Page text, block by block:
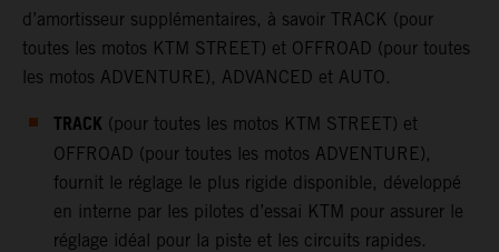
d’amortisseur supplémentaires, à savoir TRACK (pour
toutes les motos KTM STREET) et OFFROAD (pour toutes
les motos ADVENTURE), ADVANCED et AUTO.
TRACK (pour toutes les motos KTM STREET) et
OFFROAD (pour toutes les motos ADVENTURE),
fournit le réglage le plus rigide disponible, développé
en interne par les pilotes d’essai KTM pour assurer le
réglage idéal pour la piste et les circuits rapides.